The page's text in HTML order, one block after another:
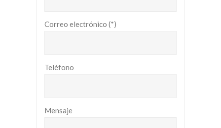
Correo electrónico (*)
Teléfono
Mensaje